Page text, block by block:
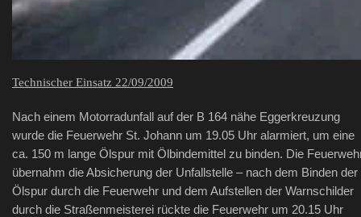
Technischer Einsatz 22/09/2009
Nach einem Motorradunfall auf der B 164 nähe Eggerkreuzung
wurde die Feuerwehr St. Johann um 19.05 Uhr alarmiert, um eine
ca. 150 m lange Ölspur mit Ölbindemittel zu binden. Die
übernahm die Absicherung der Unfallstelle – nach dem Binden der
Ölspur durch die Feuerwehr und dem Aufstellen der Warnschilder
durch die Straßenmeisterei rückte die Feuerwehr um 20.15 Uhr